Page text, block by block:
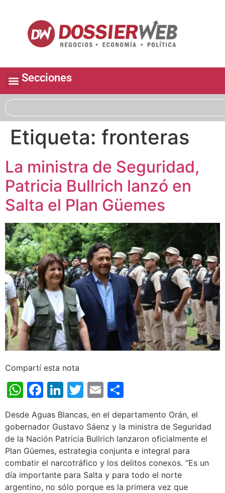
Secciones
Etiqueta: fronteras
La ministra de Seguridad,
Patricia Bullrich lanzó en
Salta el Plan Güemes
Compartí esta nota
WhatsApp
Facebook
LinkedIn
Twitter
Email
Desde Aguas Blancas, en el departamento Orán, el
gobernador Gustavo Sáenz y la ministra de Seguridad
de la Nación Patricia Bullrich lanzaron oficialmente el
Plan Güemes, estrategia conjunta e integral para
combatir el narcotráfico y los delitos conexos. “Es un
día importante para Salta y para todo el norte
argentino, no sólo porque es la primera vez que